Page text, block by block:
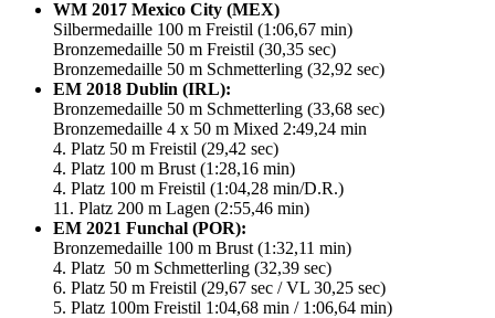
WM 2017 Mexico City (MEX)
Silbermedaille 100 m Freistil (1:06,67 min)
Bronzemedaille 50 m Freistil (30,35 sec)
Bronzemedaille 50 m Schmetterling (32,92 sec)
EM 2018 Dublin (IRL):
Bronzemedaille 50 m Schmetterling (33,68 sec)
Bronzemedaille 4 x 50 m Mixed 2:49,24 min
4. Platz 50 m Freistil (29,42 sec)
4. Platz 100 m Brust (1:28,16 min)
4. Platz 100 m Freistil (1:04,28 min/D.R.)
11. Platz 200 m Lagen (2:55,46 min)
EM 2021 Funchal (POR):
Bronzemedaille 100 m Brust (1:32,11 min)
4. Platz 50 m Schmetterling (32,39 sec)
6. Platz 50 m Freistil (29,67 sec / VL 30,25 sec)
5. Platz 100m Freistil 1:04,68 min / 1:06,64 min)